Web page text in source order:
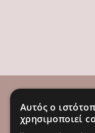
Αυτός ο
χρησιμοποιεί